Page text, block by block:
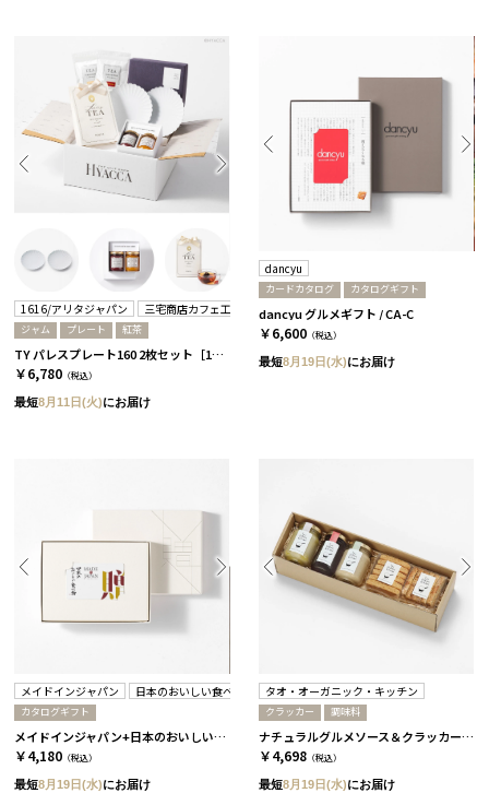
1616/アリタジャパン 三宅商店カフェ工房
ジャム プレート 紅茶
TY パレスプレート160 2枚セット［1616/アリタジャパン］+ジャムセット+紅茶
￥6,780 （税込）
最短8月11日(火)にお届け
dancyu
カードカタログ カタログギフト
dancyu グルメギフト / CA-C
￥6,600 （税込）
最短8月19日(水)にお届け
メイドインジャパン 日本のおいしい食べ物
カタログギフト
メイドインジャパン+日本のおいしい食べ物 / C MJ06＋橙
￥4,180 （税込）
最短8月19日(水)にお届け
タオ・オーガニック・キッチン
クラッカー 調味料
ナチュラルグルメソース＆クラッカーセット［タオ・オーガニック・キッチン］
￥4,698 （税込）
最短8月19日(水)にお届け